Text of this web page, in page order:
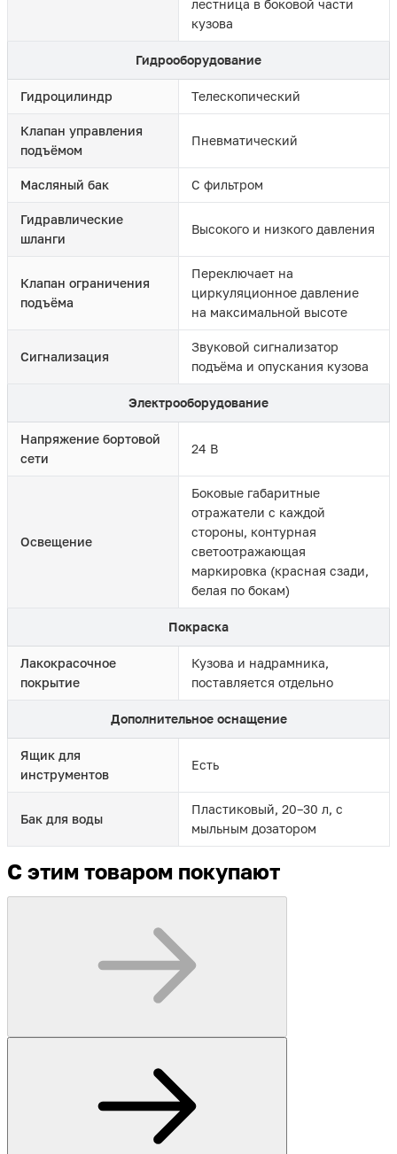
лестница в боковой части
кузова
Гидрооборудование
Гидроцилиндр Телескопический
Клапан управления
подъёмом
Пневматический
Масляный бак С фильтром
Гидравлические
шланги
Высокого и низкого давления
Клапан ограничения
подъёма
Переключает на
циркуляционное давление
на максимальной высоте
Сигнализация
Звуковой сигнализатор
подъёма и опускания кузова
Электрооборудование
Напряжение бортовой
сети
24 В
Освещение
Боковые габаритные
отражатели с каждой
стороны, контурная
светоотражающая
маркировка (красная сзади,
белая по бокам)
Покраска
Лакокрасочное
покрытие
Кузова и надрамника,
поставляется отдельно
Дополнительное оснащение
Ящик для
инструментов
Есть
Бак для воды
Пластиковый, 20–30 л, с
мыльным дозатором
С этим товаром покупают